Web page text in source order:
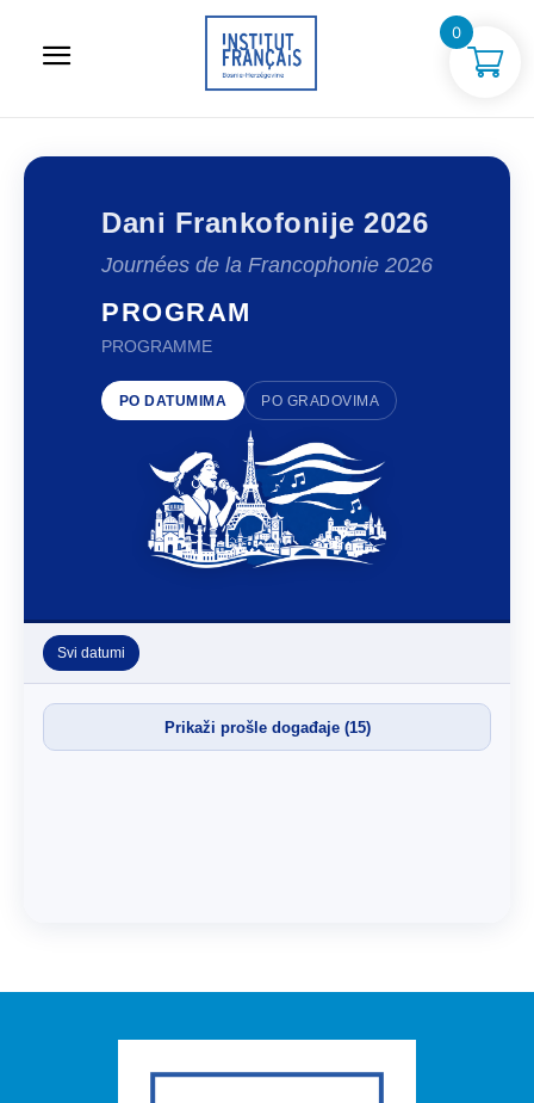
Dani Frankofonije 2026
Journées de la Francophonie 2026
PROGRAM
PROGRAMME
PO DATUMIMA PO GRADOVIMA
Svi datumi
Prikaži prošle događaje (15)
0